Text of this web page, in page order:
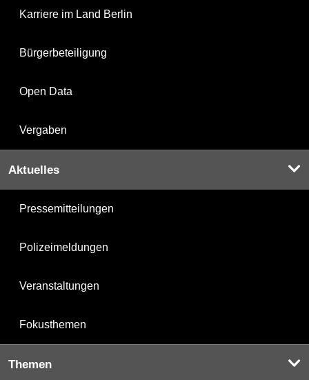
Karriere im Land Berlin
Bürgerbeteiligung
Open Data
Vergaben
Aktuelles
Pressemitteilungen
Polizeimeldungen
Veranstaltungen
Fokusthemen
Themen